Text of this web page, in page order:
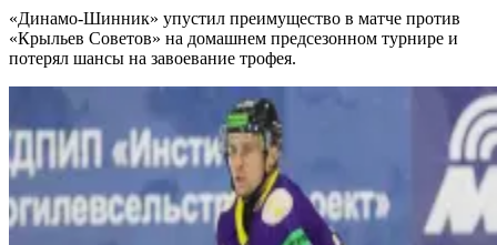
«Динамо-Шинник» упустил преимущество в матче против
«Крыльев Советов» на домашнем предсезонном турнире и
потерял шансы на завоевание трофея.